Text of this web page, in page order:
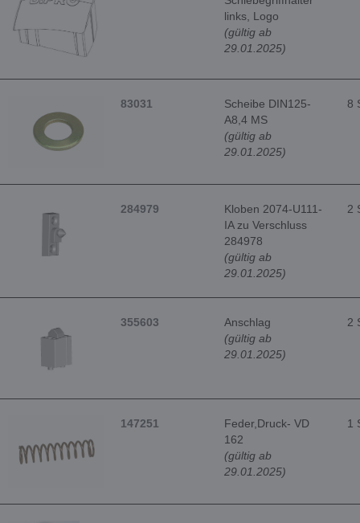
links, Logo
(gültig ab
29.01.2025)
83031
Scheibe DIN125-
A8,4 MS
(gültig ab
29.01.2025)
8
284979
Kloben 2074-U111-
IA zu Verschluss
284978
(gültig ab
29.01.2025)
2
355603
Anschlag
(gültig ab
29.01.2025)
2
147251
Feder,Druck- VD
162
(gültig ab
29.01.2025)
1